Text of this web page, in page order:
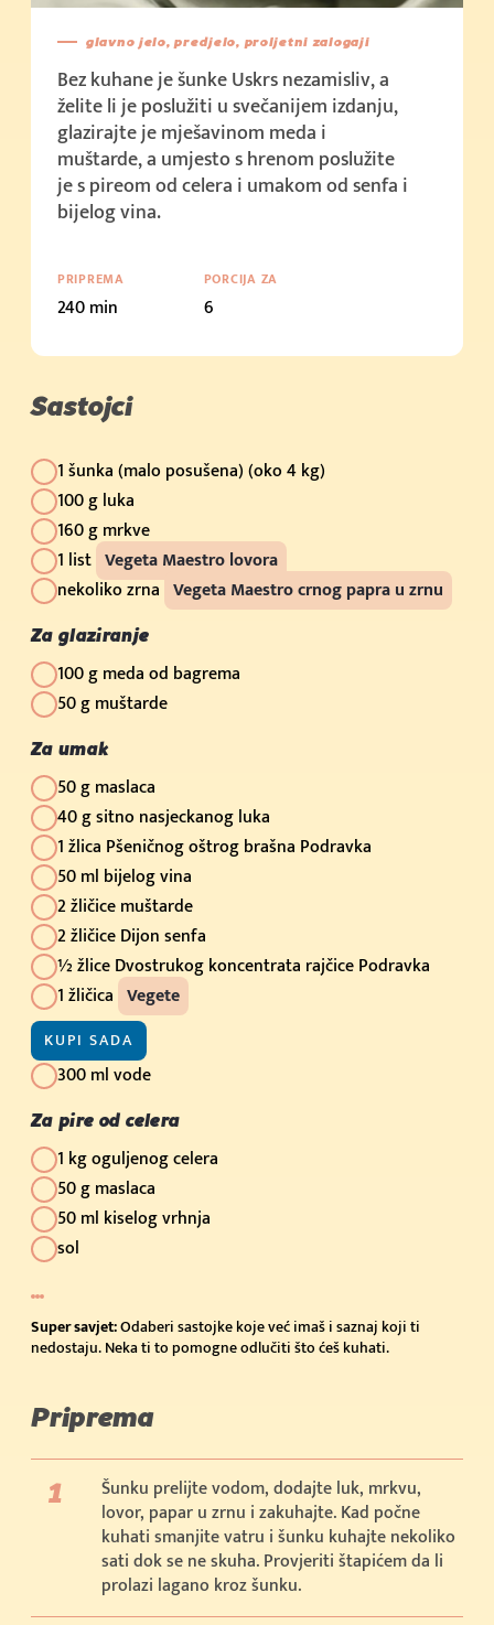
glavno jelo, predjelo, proljetni zalogaji
Bez kuhane je šunke Uskrs nezamisliv, a
želite li je poslužiti u svečanijem izdanju,
glazirajte je mješavinom meda i
muštarde, a umjesto s hrenom poslužite
je s pireom od celera i umakom od senfa i
bijelog vina.
PRIPREMA
240 min
PORCIJA ZA
6
Sastojci
1 šunka (malo posušena) (oko 4 kg)
100 g luka
160 g mrkve
1 list Vegeta Maestro lovora
nekoliko zrna Vegeta Maestro crnog papra u zrnu
Za glaziranje
100 g meda od bagrema
50 g muštarde
Za umak
50 g maslaca
40 g sitno nasjeckanog luka
1 žlica Pšeničnog oštrog brašna Podravka
50 ml bijelog vina
2 žličice muštarde
2 žličice Dijon senfa
½ žlice Dvostrukog koncentrata rajčice Podravka
1 žličica Vegete
KUPI SADA
300 ml vode
Za pire od celera
1 kg oguljenog celera
50 g maslaca
50 ml kiselog vrhnja
sol
Super savjet:Odaberi sastojke koje već imaš i saznaj koji ti
nedostaju. Neka ti to pomogne odlučiti što ćeš kuhati.
Priprema
Šunku prelijte vodom, dodajte luk, mrkvu,
lovor, papar u zrnu i zakuhajte. Kad počne
kuhati smanjite vatru i šunku kuhajte nekoliko
sati dok se ne skuha. Provjeriti štapićem da li
prolazi lagano kroz šunku.